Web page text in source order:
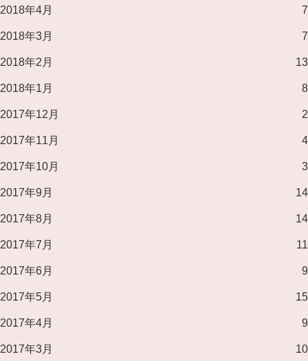
2018年4月 7
2018年3月 7
2018年2月 13
2018年1月 8
2017年12月 2
2017年11月 4
2017年10月 3
2017年9月 14
2017年8月 14
2017年7月 11
2017年6月 9
2017年5月 15
2017年4月 9
2017年3月 10